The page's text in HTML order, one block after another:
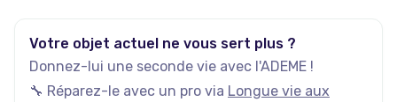
Votre objet actuel ne vous sert plus ?
Donnez-lui une seconde vie avec l'ADEME !
🔧 Réparez-le avec un pro via Longue vie aux